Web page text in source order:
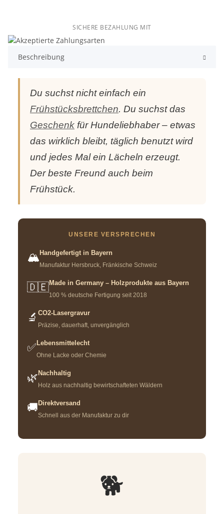
SICHERE BEZAHLUNG MIT
Beschreibung
Du suchst nicht einfach ein
Frühstücksbrettchen. Du suchst das
Geschenk für Hundeliebhaber – etwas
das wirklich bleibt, täglich benutzt wird
und jedes Mal ein Lächeln erzeugt.
Der beste Freund auch beim
Frühstück.
🐕
UNSERE VERSPRECHEN
🏔️ Handgefertigt in Bayern
Manufaktur Hersbruck, Fränkische Schweiz
🇩🇪Made in Germany – Holzprodukte aus Bayern
100 % deutsche Fertigung seit 2018
🔬 CO2-Lasergravur
Präzise, dauerhaft, unvergänglich
✅ Lebensmittelecht
Ohne Lacke oder Chemie
🌿 Nachhaltig
Holz aus nachhaltig bewirtschafteten Wäldern
🚚 Direktversand
Schnell aus der Manufaktur zu dir